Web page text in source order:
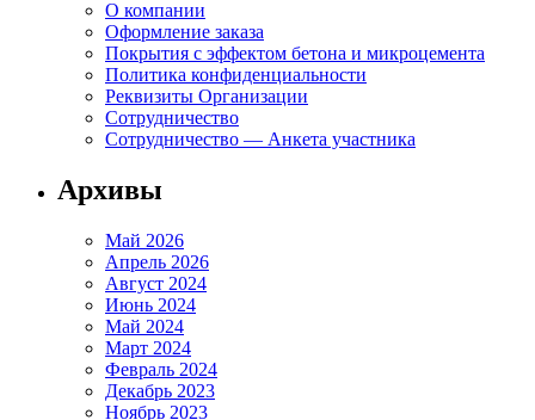
О компании
Оформление заказа
Покрытия с эффектом бетона и микроцемента
Политика конфиденциальности
Реквизиты Организации
Сотрудничество
Сотрудничество — Анкета участника
Архивы
Май 2026
Апрель 2026
Август 2024
Июнь 2024
Май 2024
Март 2024
Февраль 2024
Декабрь 2023
Ноябрь 2023